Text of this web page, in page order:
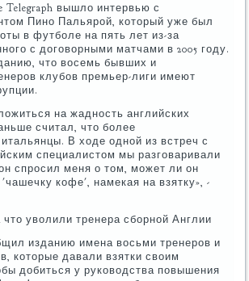
Telegraph вышло интервью с
Пино Пальярой, который уже был
в футболе на пять лет из-за
с договорными матчами в 2005 году.
что восемь бывших и
клубов премьер-лиги имеют
на жадность английских
считал, что более
В ходе одной из встреч с
специалистом мы разговаривали
спросил меня о том, может ли он
кофе', намекая на взятку», -
уволили тренера сборной Англии
изданию имена восьми тренеров и
которые давали взятки своим
добиться у руководства повышения